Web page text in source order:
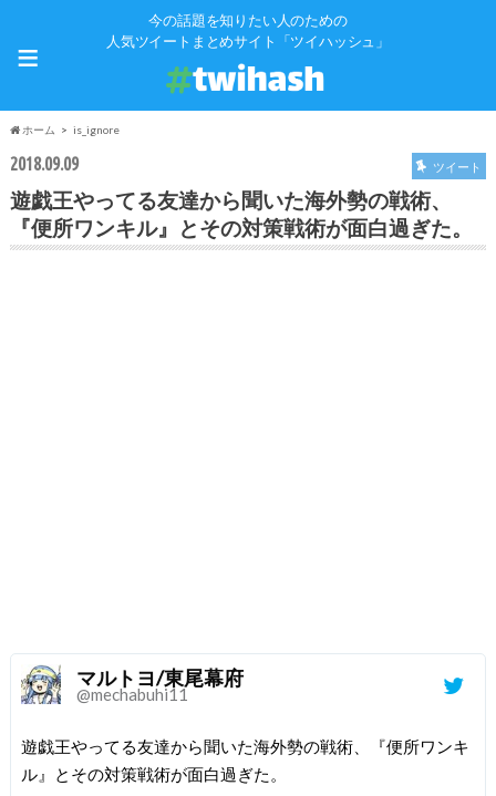
今の話題を知りたい人のための
人気ツイートまとめサイト「ツイハッシュ」
≡
ホーム is_ignore
2018.09.09 ツイート
遊戯王やってる友達から聞いた海外勢の戦術、
『便所ワンキル』とその対策戦術が面白過ぎた。
マルトヨ/東尾幕府
@mechabuhi11
遊戯王やってる友達から聞いた海外勢の戦術、『便所ワンキ
ル』とその対策戦術が面白過ぎた。